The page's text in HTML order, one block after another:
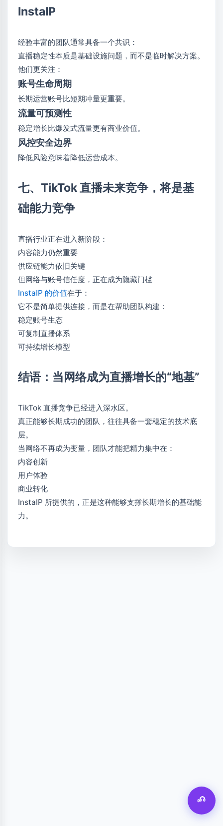
InstaIP
经验丰富的团队通常具备一个共识：
直播稳定性本质是基础设施问题，而不是临时解决方案。
他们更关注：
账号生命周期
长期运营账号比短期冲量更重要。
流量可预测性
稳定增长比爆发式流量更有商业价值。
风控安全边界
降低风险意味着降低运营成本。
七、TikTok 直播未来竞争，将是基
础能力竞争
直播行业正在进入新阶段：
内容能力仍然重要
供应链能力依旧关键
但网络与账号信任度，正在成为隐藏门槛
InstaIP 的价值在于：
它不是简单提供连接，而是在帮助团队构建：
稳定账号生态
可复制直播体系
可持续增长模型
结语：当网络成为直播增长的“地基”
TikTok 直播竞争已经进入深水区。
真正能够长期成功的团队，往往具备一套稳定的技术底
层。
当网络不再成为变量，团队才能把精力集中在：
内容创新
用户体验
商业转化
InstaIP 所提供的，正是这种能够支撑长期增长的基础能
力。